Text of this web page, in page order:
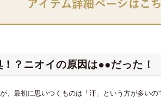
？ニオイの原因は●●だった！
、最初に思いつくものは「汗」という方が多い